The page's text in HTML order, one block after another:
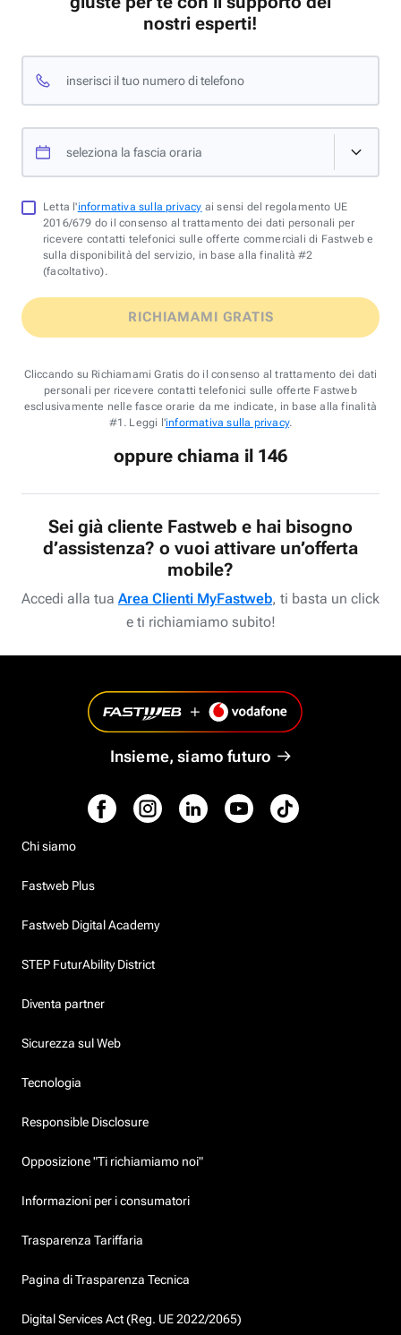
nostri esperti!
inserisci il tuo numero di telefono
seleziona la fascia oraria
Letta l'informativa sulla privacy ai sensi del regolamento UE
2016/679 do il consenso al trattamento dei dati personali per
ricevere contatti telefonici sulle offerte commerciali di Fastweb e
sulla disponibilità del servizio, in base alla finalità #2
(facoltativo).
RICHIAMAMI GRATIS
Cliccando su Richiamami Gratis do il consenso al trattamento dei dati
personali per ricevere contatti telefonici sulle offerte Fastweb
esclusivamente nelle fasce orarie da me indicate, in base alla finalità
#1. Leggi l'informativa sulla privacy.
oppure chiama il 146
Sei già cliente Fastweb e hai bisogno
d’assistenza? o vuoi attivare un’offerta
mobile?
Accedi alla tua Area Clienti MyFastweb, ti basta un click
e ti richiamiamo subito!
Insieme, siamo futuro
Chi siamo
Fastweb Plus
Fastweb Digital Academy
STEP FuturAbility District
Diventa partner
Sicurezza sul Web
Tecnologia
Responsible Disclosure
Opposizione "Ti richiamiamo noi"
Informazioni per i consumatori
Trasparenza Tariffaria
Pagina di Trasparenza Tecnica
Digital Services Act (Reg. UE 2022/2065)